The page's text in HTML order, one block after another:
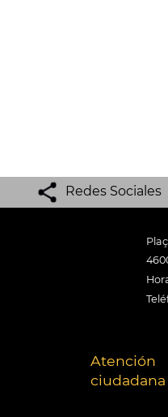
Redes Sociales
Atención
ciudadana